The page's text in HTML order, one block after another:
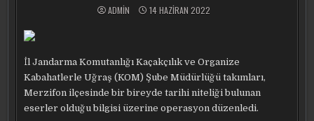
ADMIN 14 HAZIRAN 2022
İl Jandarma Komutanlığı Kaçakçılık ve Organize
Kabahatlerle Uğraş (KOM) Şube Müdürlüğü takımları,
Merzifon ilçesinde bir bireyde tarihi niteliği bulunan
eserler olduğu bilgisi üzerine operasyon düzenledi.